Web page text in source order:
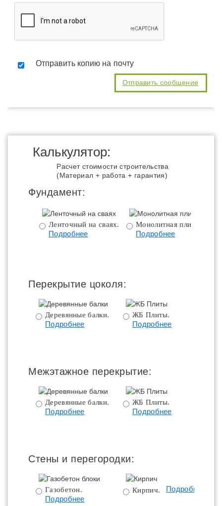
Отправить копию на почту
Калькулятор:
Расчет стоимости строительства
(Материал + работа + гарантия)
Фундамент:
Ленточный на сваях.
Подробнее
Монолитная плита.
Подробнее
Перекрытие цоколя:
Деревянные балки.
Подробнее
ЖБ Плиты.
Подробнее
Межэтажное перекрытие:
Деревянные балки.
Подробнее
ЖБ Плиты.
Подробнее
Стены и перегородки:
Газобетон.
Подробнее
Кирпич. Подробнее